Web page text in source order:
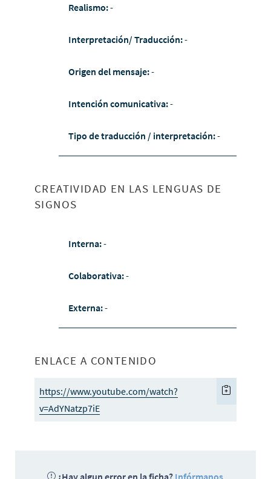
Realismo:-
Interpretación/ Traducción:-
Origen del mensaje:-
Intención comunicativa:-
Tipo de traducción / interpretación:-
CREATIVIDAD EN LAS LENGUAS DE
SIGNOS
Interna:-
Colaborativa:-
Externa:-
ENLACE A CONTENIDO
https://www.youtube.com/watch?
v=AdYNatzp7iE
¿Hay algun error en la ficha? Infórmanos